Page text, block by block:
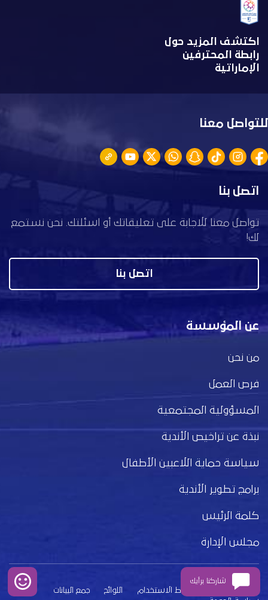
اكتشف المزيد حول
رابطة المحترفين
الإماراتية
للتواصل معنا
اتصل بنا
تواصل معنا للاجابة على تعليقاتك أو اسئلتك. نحن نستمع
لك!
اتصل بنا
عن المؤسسة
من نحن
فرص العمل
المسؤولية المجتمعية
نبذة عن تراخيص الأندية
سياسة حماية اللاعبين الأطفال
برامج تطوير الأندية
كلمة الرئيس
مجلس الإدارة
بيان الخصوصية شروط الاستخدام اللوائح
جمع البيانات
شاركنا برأيك